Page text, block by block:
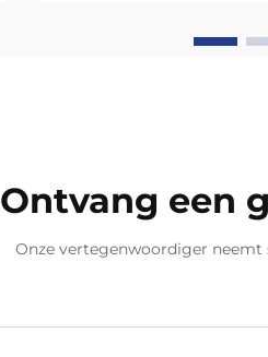
Ontvang een
Onze vertegenwoordiger